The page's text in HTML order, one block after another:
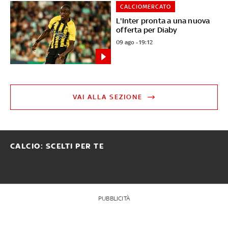
L'Inter pronta a una nuova
offerta per Diaby
CALCIOMERCATO
09 ago - 19:12
VAI ALLA SEZIONE
CALCIO: SCELTI PER TE
PUBBLICITÀ